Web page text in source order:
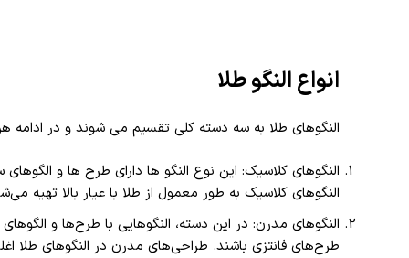
انواع النگو طلا
النگوهای طلا به سه دسته کلی تقسیم می‌ شوند و در
النگوهای کلاسیک: این نوع النگو ها دارای طرح‌ ها و
النگوهای کلاسیک به طور معمول از طلا با عیار بالا تهیه
النگوهای مدرن: در این دسته، النگوهایی با طرح‌ها و
طرح‌های فانتزی باشند. طراحی‌های مدرن در النگوهای طلا